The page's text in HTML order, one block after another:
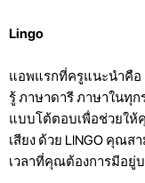
Lingo
แอพแรกที่ครูแนะนำคือ
รู้ ภาษาดารี ภาษาในทุ
แบบโต้ตอบเพื่อช่วยใ
เสียง ด้วย LINGO คุณส
เวลาที่คุณต้องการมีอยู่บ